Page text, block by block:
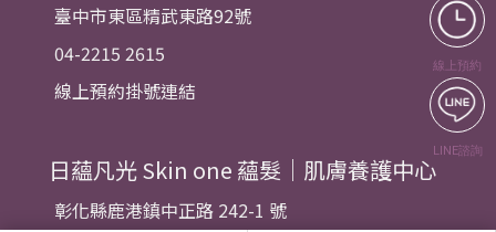
臺中市東區精武東路92號
04-2215 2615
線上預約掛號連結
日蘊凡光 Skin one 蘊髮｜肌膚養護中心
彰化縣鹿港鎮中正路 242-1 號
線上預約
LINE諮詢